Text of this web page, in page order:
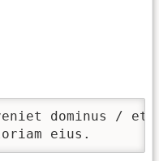
dominus / et
eius.